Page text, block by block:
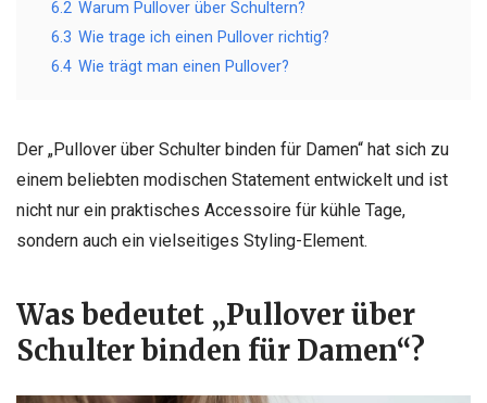
6.2 Warum Pullover über Schultern?
6.3 Wie trage ich einen Pullover richtig?
6.4 Wie trägt man einen Pullover?
Der „Pullover über Schulter binden für Damen“ hat sich zu
einem beliebten modischen Statement entwickelt und ist
nicht nur ein praktisches Accessoire für kühle Tage,
sondern auch ein vielseitiges Styling-Element.
Was bedeutet „Pullover über
Schulter binden für Damen“?